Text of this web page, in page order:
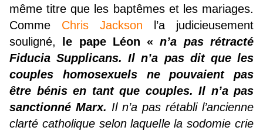
même titre que les baptêmes et les mariages.
Comme Chris Jackson l’a judicieusement
souligné,
le pape Léon «n’a pas rétracté
Fiducia Supplicans. Il n’a pas dit que les
couples homosexuels ne pouvaient pas
être bénis en tant que couples. Il n’a pas
sanctionné Marx. Il n’a pas rétabli l’ancienne
clarté catholique selon laquelle la sodomie crie